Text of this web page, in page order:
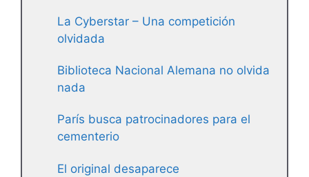
La Cyberstar – Una competición
olvidada
Biblioteca Nacional Alemana no olvida
nada
París busca patrocinadores para el
cementerio
El original desaparece